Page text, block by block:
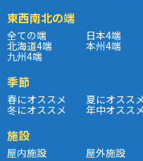
東西南北の端
全ての端 日本4端
北海道4端 本州4端
九州4端
季節
春にオススメ 夏にオススメ
冬にオススメ 年中オススメ
施設
屋内施設 屋外施設